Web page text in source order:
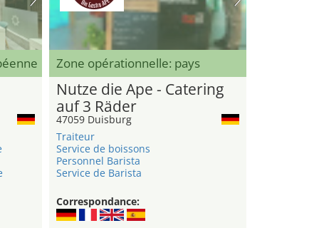
Zone opérationnelle: pays
Nutze die Ape - Catering
auf 3 Räder
47059 Duisburg
Traiteur
Service de boissons
Personnel Barista
Service de Barista
Correspondance: